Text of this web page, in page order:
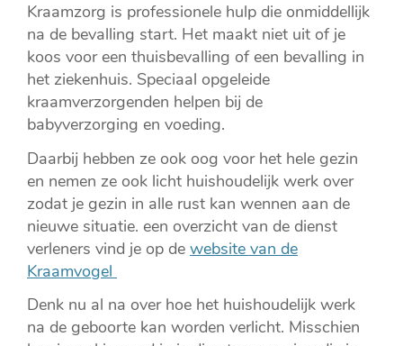
Kraamzorg is professionele hulp die onmiddellijk
na de bevalling start. Het maakt niet uit of je
koos voor een thuisbevalling of een bevalling in
het ziekenhuis. Speciaal opgeleide
kraamverzorgenden helpen bij de
babyverzorging en voeding.
Daarbij hebben ze ook oog voor het hele gezin
en nemen ze ook licht huishoudelijk werk over
zodat je gezin in alle rust kan wennen aan de
nieuwe situatie. een overzicht van de dienst
verleners vind je op de website van de
Kraamvogel
Denk nu al na over hoe het huishoudelijk werk
na de geboorte kan worden verlicht. Misschien